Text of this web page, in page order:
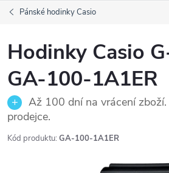
Pánské hodinky Casio
Hodinky Casio
GA-100-1A1ER
Až 100 dní na vrácení
prodejce.
Kód produktu: GA-100-1A1ER